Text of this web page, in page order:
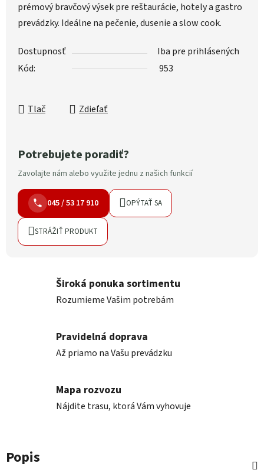
prémový bravčový výsek pre reštaurácie, hotely a gastro
prevádzky. Ideálne na pečenie, dusenie a slow cook.
Dostupnosť
Iba pre prihlásených
Kód:
953
Tlač Zdieľať
Potrebujete poradiť?
Zavolajte nám alebo využite jednu z našich funkcií
045 / 53 17 910 OPÝTAŤ SA
STRÁŽIŤ PRODUKT
Široká ponuka sortimentu
Rozumieme Vašim potrebám
Pravidelná doprava
Až priamo na Vašu prevádzku
Mapa rozvozu
Nájdite trasu, ktorá Vám vyhovuje
Popis